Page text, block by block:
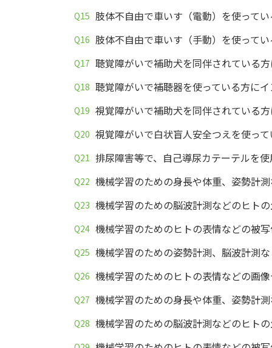
肢体不自由で車いす（電動）を使って
肢体不自由で車いす（手動）を使って
聴覚障がいで補助犬を同伴されている
聴覚障がいで補聴器を使っている方に
視覚障がいで補助犬を同伴されている
視覚障がいで白状盲人安全つえを使っ
排尿障害等で、自己導尿カテーテルを
機械学習のための身長や体重、姿勢計
機械学習のための脳波計測などのヒト
機械学習のためのヒトの表情などの被
機械学習のための姿勢計測、脳波計測
機械学習のためのヒトの表情などの画
機械学習のための身長や体重、姿勢計
機械学習のための脳波計測などのヒト